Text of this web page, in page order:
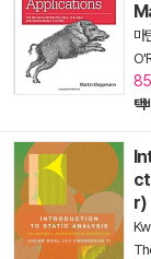
마
택
r)